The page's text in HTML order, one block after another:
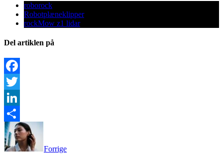
roborock
Robotplæneklipper
rockMow z1 lidar
Del artiklen på
Facebook
Twitter
LinkedIn
Share
Forrige